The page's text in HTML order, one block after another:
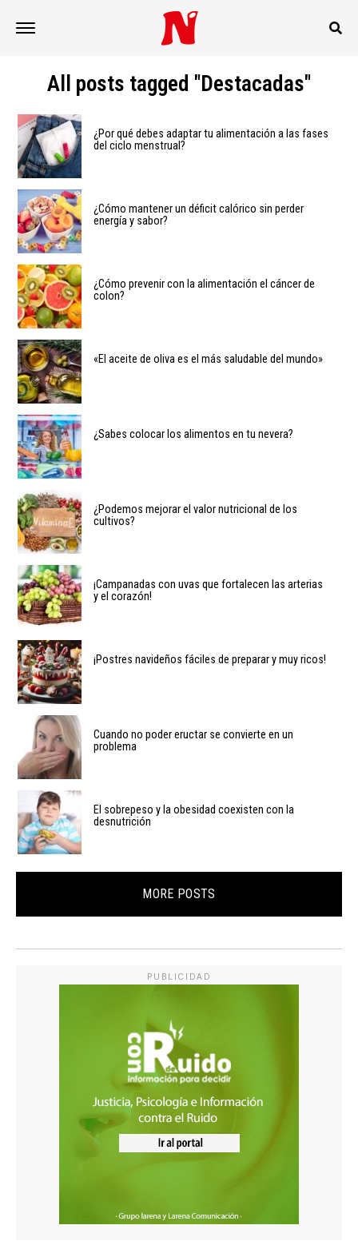
All posts tagged "Destacadas"
¿Por qué debes adaptar tu alimentación a las fases
del ciclo menstrual?
¿Cómo mantener un déficit calórico sin perder
energía y sabor?
¿Cómo prevenir con la alimentación el cáncer de
colon?
«El aceite de oliva es el más saludable del mundo»
¿Sabes colocar los alimentos en tu nevera?
¿Podemos mejorar el valor nutricional de los
cultivos?
¡Campanadas con uvas que fortalecen las arterias
y el corazón!
¡Postres navideños fáciles de preparar y muy ricos!
Cuando no poder eructar se convierte en un
problema
El sobrepeso y la obesidad coexisten con la
desnutrición
MORE POSTS
PUBLICIDAD